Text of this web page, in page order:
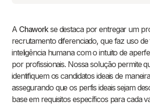
A Chaworkse destaca por entregar um
recrutamento diferenciado, que faz uso de
inteligência humana com o intuito de
por profissionais. Nossa solução permite
identifiquem os candidatos ideais de
assegurando que os perfis ideais sejam
base em requisitos específicos para cada